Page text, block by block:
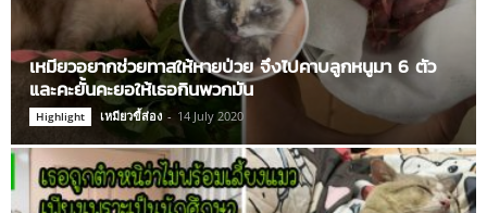
เหมียวอยากช่วยทาสให้หายป่วย จึงไปคาบลูกหนูมา 6 ตัว
และคะยั้นคะยอให้เธอกินพวกมัน
Highlight เหมียวขี้ส่อง - 14 July 2020